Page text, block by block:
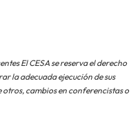
El CESA se reserva el derecho
la adecuada ejecución de sus
otros, cambios en conferencistas o